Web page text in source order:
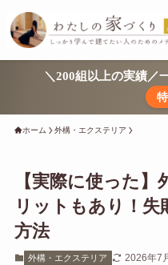
＼200組以上の実績／
ホーム 外構・エクステリア
【実際に使った
リットもあり！失
方法
外構・エクステリア 2026年7